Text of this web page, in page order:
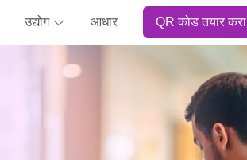
उद्योग आधार QR कोड तयार करा